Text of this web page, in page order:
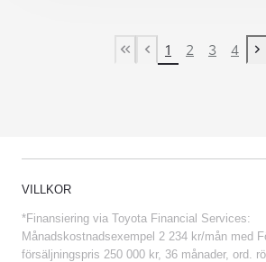
First Page
Previous page
1 2 3 4
VILLKOR
*Finansiering via Toyota Financial Services:
Månadskostnadsexempel 2 234 kr/mån med
försäljningspris 250 000 kr, 36 månader, ord.